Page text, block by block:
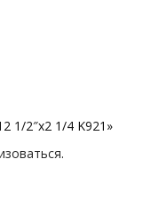
1/2″х2 1/4 K921»
.